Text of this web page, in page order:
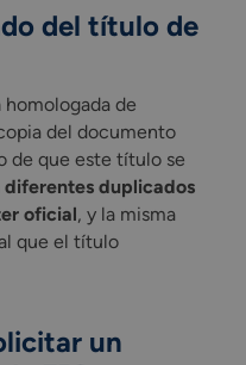
del título de
homologada de
del documento
de que este título se
diferentes duplicados
oficial, y la misma
que el título
un